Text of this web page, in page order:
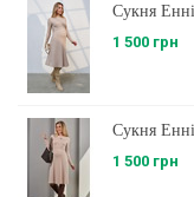
Сукня
1 500 грн
Сукня
1 500 грн